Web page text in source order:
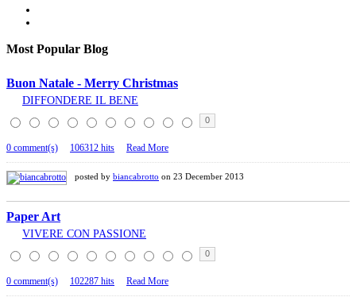
Most Popular Blog
Buon Natale - Merry Christmas
DIFFONDERE IL BENE
0
0 comment(s) 106312 hits Read More
posted by biancabrotto on 23 December 2013
Paper Art
VIVERE CON PASSIONE
0
0 comment(s) 102287 hits Read More